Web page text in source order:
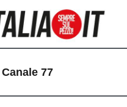
Canale 77